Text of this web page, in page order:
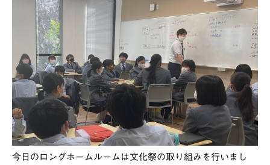
今日のロングホームルームは文化祭の取り組みを行いまし